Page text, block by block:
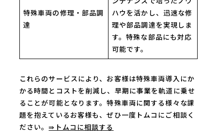
特殊車両の修理・部品調
達
ハウを活かし、迅速な修
理や部品調達を実現しま
す。特殊な部品にも対応
可能です。
これらのサービスにより、お客様は特殊車両導入にか
かる時間とコストを削減し、早期に事業を軌道に乗せ
ることが可能となります。特殊車両に関する様々な課
題を抱えているお客様も、ぜひ一度トムコにご相談く
ださい。⇛トムコに相談する